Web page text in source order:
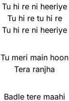
Tu hi re ni heeriye
Tu hi re tu hi re
Tu hi re ni heeriye
Tu meri main hoon
Tera ranjha
Badle tere maahi